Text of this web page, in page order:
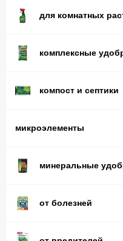
для комнатных
комплексные
компост и септики
микроэлементы
минеральные
от болезней